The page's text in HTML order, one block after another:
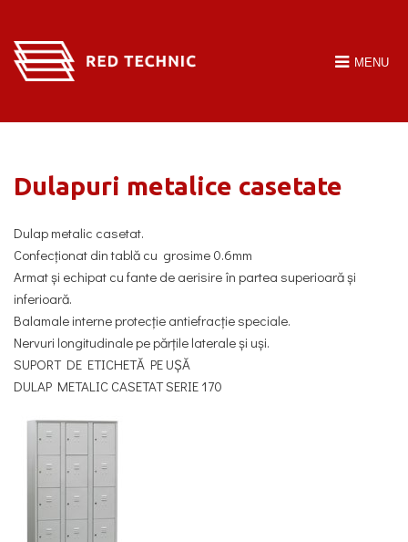
MENU
DESPRE NOI
DULAPURI METALICE
CERERE OFERTA
CONTACT
Dulapuri metalice casetate
Dulap metalic casetat.
Confecționat din tablă cu grosime 0.6mm
Armat și echipat cu fante de aerisire în partea superioară și
inferioară.
Balamale interne protecție antiefracție speciale.
Nervuri longitudinale pe părțile laterale și uși.
SUPORT DE ETICHETĂ PE UȘĂ
DULAP METALIC CASETAT SERIE 170